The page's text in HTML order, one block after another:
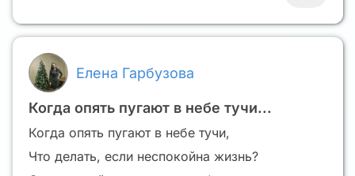
Елена Гарбузова
Когда опять пугают в небе тучи...
Когда опять пугают в небе тучи,
Что делать, если неспокойна жизнь?